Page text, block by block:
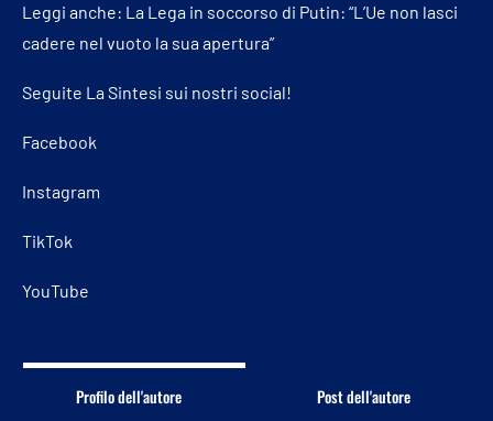
Leggi anche: La Lega in soccorso di Putin: “L’Ue non lasci
cadere nel vuoto la sua apertura”
Seguite La Sintesi sui nostri social!
Facebook
Instagram
TikTok
YouTube
Profilo dell'autore Post dell'autore